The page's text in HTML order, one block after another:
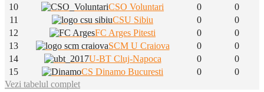
10
CSO Voluntari 0
0
11
CSU Sibiu 0
0
12
FC Arges Pitesti 0
0
13
SCM U Craiova 0
0
14
U-BT Cluj-Napoca 0
0
15
CS Dinamo Bucuresti 0
0
Vezi tabelul complet